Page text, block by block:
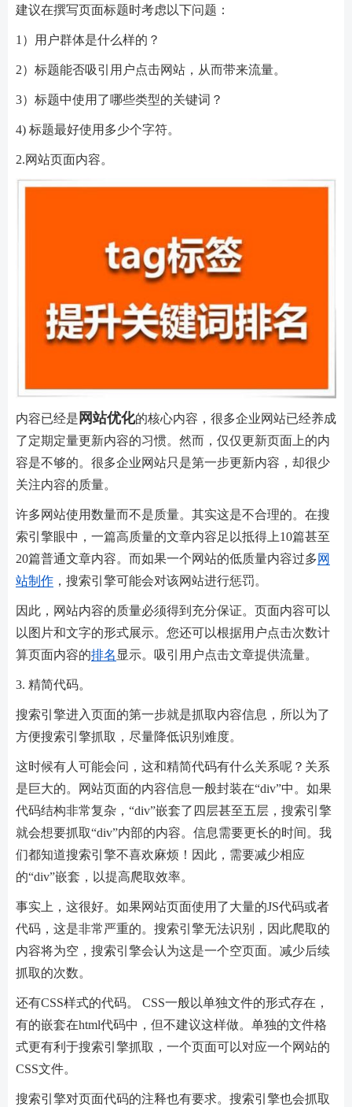
建议在撰写页面标题时考虑以下问题：
1）用户群体是什么样的？
2）标题能否吸引用户点击网站，从而带来流量。
3）标题中使用了哪些类型的关键词？
4) 标题最好使用多少个字符。
2.网站页面内容。
内容已经是 网站优化的核心内容，很多企业网站已经养成
了定期定量更新内容的习惯。然而，仅仅更新页面上的内
容是不够的。很多企业网站只是第一步更新内容，却很少
关注内容的质量。
许多网站使用数量而不是质量。其实这是不合理的。在搜
索引擎眼中，一篇高质量的文章内容足以抵得上10篇甚至
20篇普通文章内容。而如果一个网站的低质量内容过多网
站制作 ，搜索引擎可能会对该网站进行惩罚。
因此，网站内容的质量必须得到充分保证。页面内容可以
以图片和文字的形式展示。您还可以根据用户点击次数计
算页面内容的排名 显示。吸引用户点击文章提供流量。
3. 精简代码。
搜索引擎进入页面的第一步就是抓取内容信息，所以为了
方便搜索引擎抓取，尽量降低识别难度。
这时候有人可能会问，这和精简代码有什么关系呢？关系
是巨大的。网站页面的内容信息一般封装在“div”中。如果
代码结构非常复杂，“div”嵌套了四层甚至五层，搜索引擎
就会想要抓取“div”内部的内容。信息需要更长的时间。我
们都知道搜索引擎不喜欢麻烦！因此，需要减少相应
的“div”嵌套，以提高爬取效率。
事实上，这很好。如果网站页面使用了大量的JS代码或者
代码，这是非常严重的。搜索引擎无法识别，因此爬取的
内容将为空，搜索引擎会认为这是一个空页面。减少后续
抓取的次数。
还有CSS样式的代码。 CSS一般以单独文件的形式存在，
有的嵌套在html代码中，但不建议这样做。单独的文件格
式更有利于搜索引擎抓取，一个页面可以对应一个网站的
CSS文件。
搜索引擎对页面代码的注释也有要求。搜索引擎也会抓取